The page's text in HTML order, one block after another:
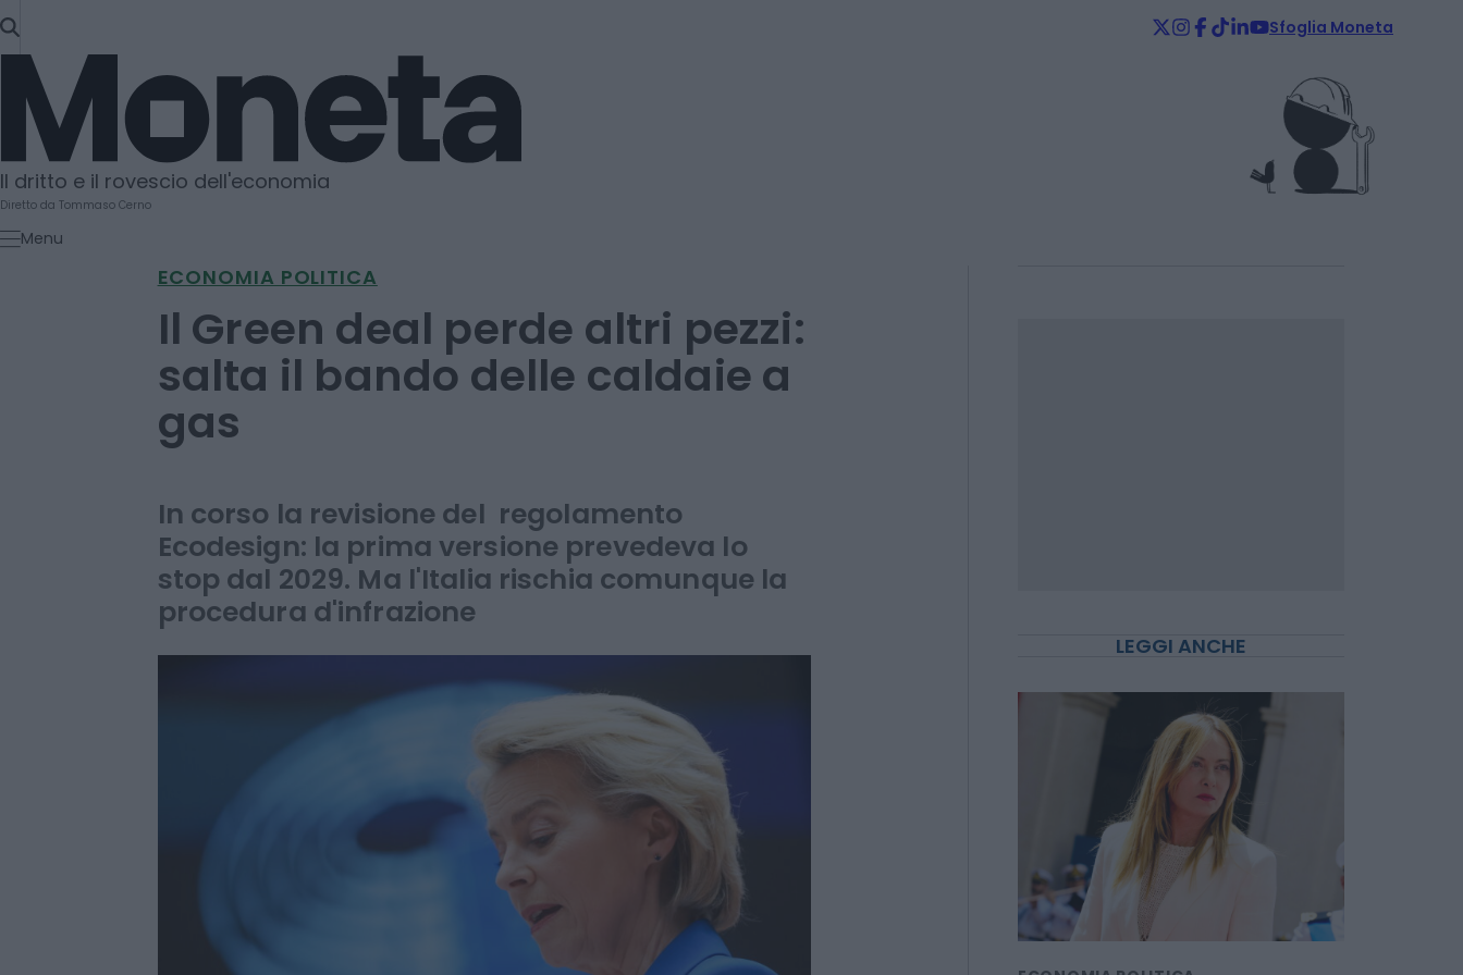
SKIP
TO
CONTENT
Sfoglia Moneta
Moneta
Il dritto e il rovescio dell'economia
Diretto da Tommaso Cerno
Menu
ECONOMIA POLITICA
Il Green deal perde altri pezzi:
gas
In corso la revisione del regolamento
Ecodesign: la prima versione prevedeva lo
stop dal 2029. Ma l'Italia rischia comunque la
procedura d'infrazione
LEGGI ANCHE